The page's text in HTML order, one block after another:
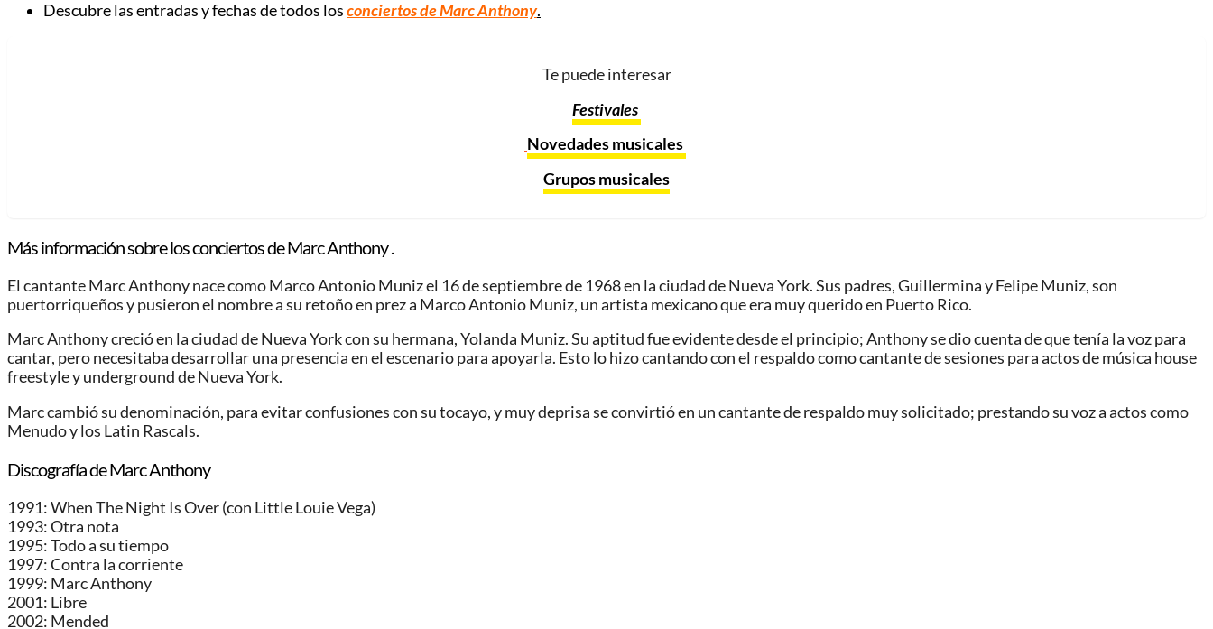
Descubre las entradas y fechas de todos losconciertos de Marc Anthony.
Te puede interesar
Festivales
Novedades musicales
Grupos musicales
Más información sobre los conciertos de Marc Anthony .
El cantante Marc Anthony nace como Marco Antonio Muniz el 16 de septiembre de 1968 en la ciudad de Nueva York. Sus padres, Guillermina y Felipe Muniz, son
puertorriqueños y pusieron el nombre a su retoño en prez a Marco Antonio Muniz, un artista mexicano que era muy querido en Puerto Rico.
Marc Anthony creció en la ciudad de Nueva York con su hermana, Yolanda Muniz. Su aptitud fue evidente desde el principio; Anthony se dio cuenta de que tenía la voz para
cantar, pero necesitaba desarrollar una presencia en el escenario para apoyarla. Esto lo hizo cantando con el respaldo como cantante de sesiones para actos de música house
freestyle y underground de Nueva York.
Marc cambió su denominación, para evitar confusiones con su tocayo, y muy deprisa se convirtió en un cantante de respaldo muy solicitado; prestando su voz a actos como
Menudo y los Latin Rascals.
Discografía de Marc Anthony
1991: When The Night Is Over (con Little Louie Vega)
1993: Otra nota
1995: Todo a su tiempo
1997: Contra la corriente
1999: Marc Anthony
2001: Libre
2002: Mended